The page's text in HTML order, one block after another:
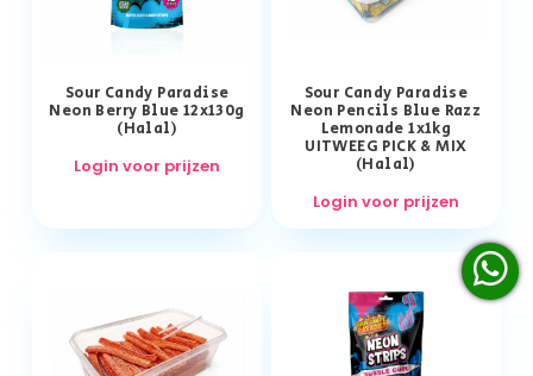
Sour Candy Paradise
Neon Berry Blue 12x130g
(Halal)
Login voor prijzen
Sour Candy Paradise
Neon Pencils Blue Razz
Lemonade 1x1kg
UITWEEG PICK & MIX
(Halal)
Login voor prijzen